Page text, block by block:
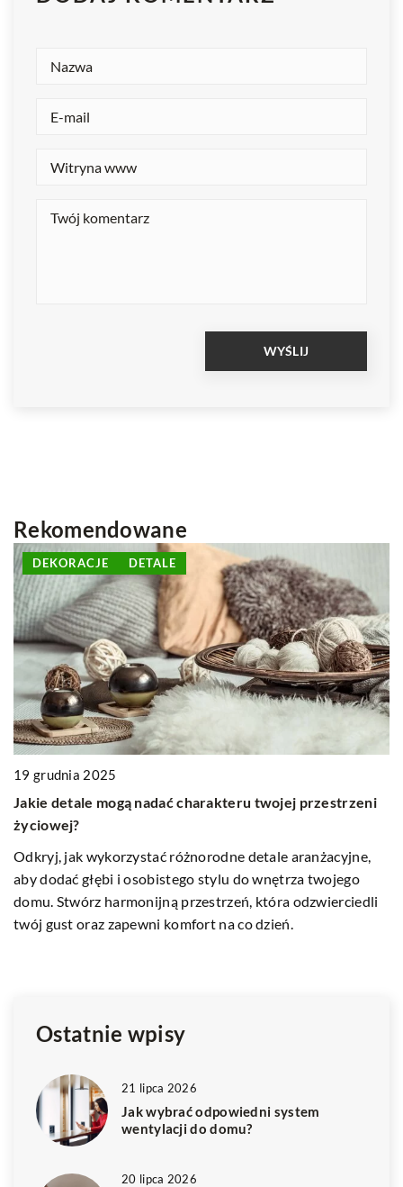
Rekomendowane
DEKORACJE TEKSTYLIA
12 listopada 2023
ogrodowych – praktyczny przewodnik
Zapewnij swojemu mieszkaniu stylowy wygląd dzięki temu
przewodnikowi, jak wybierać idealne poduszki i poszewki
Ostatnie wpisy
21 lipca 2026
Jak wybrać odpowiedni system
wentylacji do domu?
20 lipca 2026